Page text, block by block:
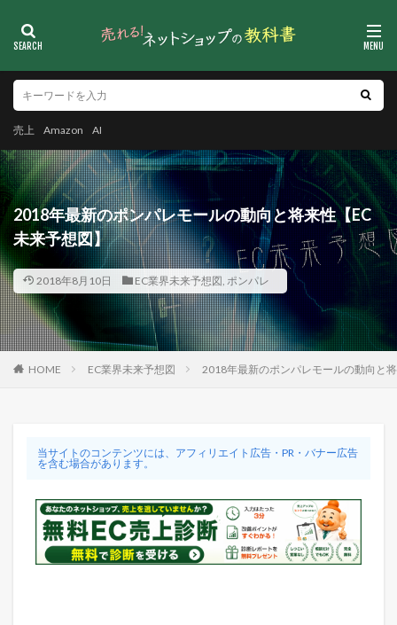
売上 Amazon AI
2018年最新のポンパレモールの動向と将来性【EC
未来予想図】
2018年8月10日 EC業界未来予想図, ポンパレ
HOME EC業界未来予想図 2018年最新のポンパレモールの動向と
当サイトのコンテンツには、アフィリエイト広告・PR・バナー広告
を含む場合があります。